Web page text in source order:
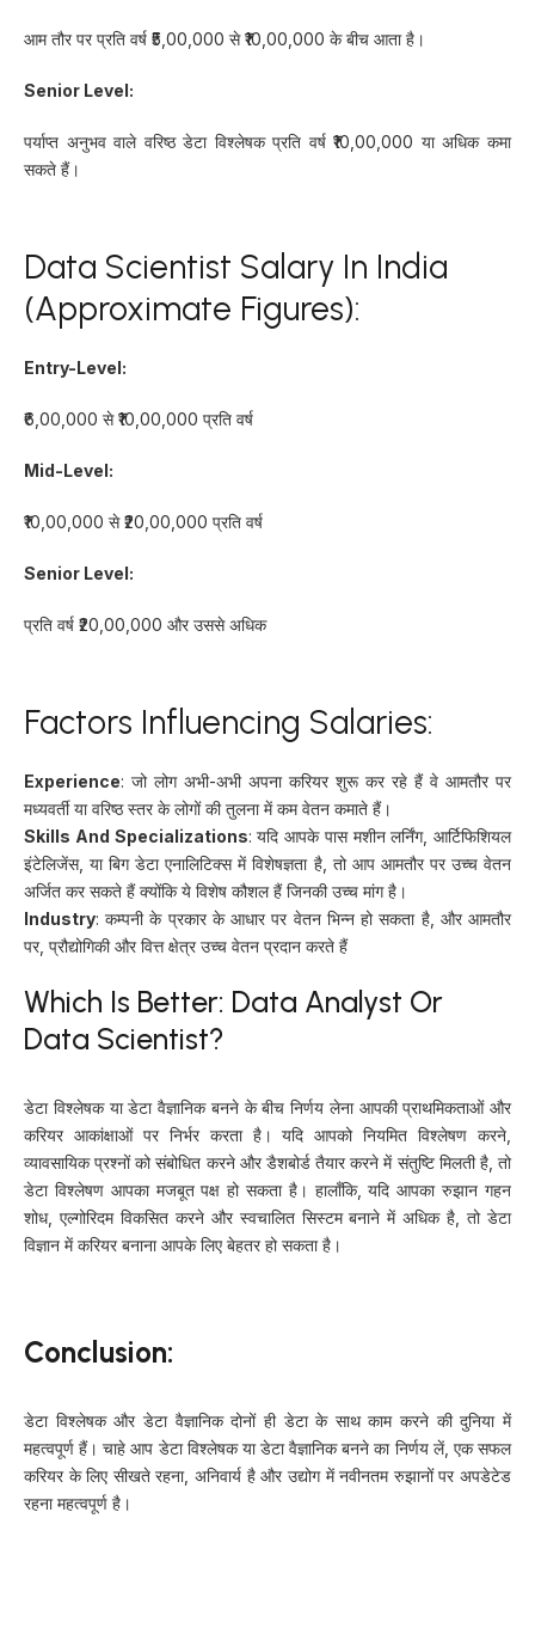
आम तौर पर प्रति वर्ष ₹5,00,000 से ₹10,00,000 के बीच आता है।
Senior Level:
पर्याप्त अनुभव वाले वरिष्ठ डेटा विश्लेषक प्रति वर्ष ₹10,00,000 या अधिक कमा
सकते हैं।
Data Scientist Salary In India
(approximate Figures):
Entry-Level:
₹6,00,000 से ₹10,00,000 प्रति वर्ष
Mid-Level:
₹10,00,000 से ₹20,00,000 प्रति वर्ष
Senior Level:
प्रति वर्ष ₹20,00,000 और उससे अधिक
Factors Influencing Salaries:
Experience: जो लोग अभी-अभी अपना करियर शुरू कर रहे हैं वे आमतौर पर
मध्यवर्ती या वरिष्ठ स्तर के लोगों की तुलना में कम वेतन कमाते हैं।
Skills And Specializations: यदि आपके पास मशीन लर्निंग, आर्टिफिशियल
इंटेलिजेंस, या बिग डेटा एनालिटिक्स में विशेषज्ञता है, तो आप आमतौर पर उच्च वेतन
अर्जित कर सकते हैं क्योंकि ये विशेष कौशल हैं जिनकी उच्च मांग है।
Industry: कम्पनी के प्रकार के आधार पर वेतन भिन्न हो सकता है, और आमतौर
पर, प्रौद्योगिकी और वित्त क्षेत्र उच्च वेतन प्रदान करते हैं
Which Is Better: Data Analyst Or
Data Scientist?
डेटा विश्लेषक या डेटा वैज्ञानिक बनने के बीच निर्णय लेना आपकी प्राथमिकताओं और
करियर आकांक्षाओं पर निर्भर करता है। यदि आपको नियमित विश्लेषण करने,
व्यावसायिक प्रश्नों को संबोधित करने और डैशबोर्ड तैयार करने में संतुष्टि मिलती है, तो
डेटा विश्लेषण आपका मजबूत पक्ष हो सकता है। हालाँकि, यदि आपका रुझान गहन
शोध, एल्गोरिदम विकसित करने और स्वचालित सिस्टम बनाने में अधिक है, तो डेटा
विज्ञान में करियर बनाना आपके लिए बेहतर हो सकता है।
Conclusion:
डेटा विश्लेषक और डेटा वैज्ञानिक दोनों ही डेटा के साथ काम करने की दुनिया में
महत्वपूर्ण हैं। चाहे आप डेटा विश्लेषक या डेटा वैज्ञानिक बनने का निर्णय लें, एक सफल
करियर के लिए सीखते रहना, अनिवार्य है और उद्योग में नवीनतम रुझानों पर अपडेटेड
रहना महत्वपूर्ण है।